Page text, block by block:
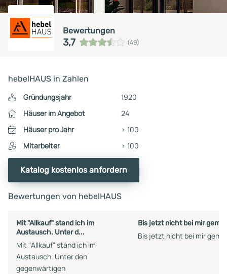
Bewertungen
3,7 (49)
hebelHAUS in Zahlen
Gründungsjahr
1920
Häuser im Angebot
24
Häuser pro Jahr
> 100
Mitarbeiter
> 100
Katalog kostenlos anfordern
Bewertungen von hebelHAUS
Mit "Allkauf" stand ich im
Austausch. Unter d...
Mit "Allkauf" stand ich im
Austausch. Unter den
gegenwärtigen
Bis jetzt nicht bei mir
Bis jetzt nicht bei mir